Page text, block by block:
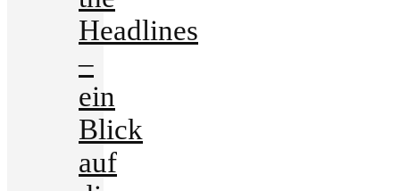
Headlines
–
ein
Blick
auf